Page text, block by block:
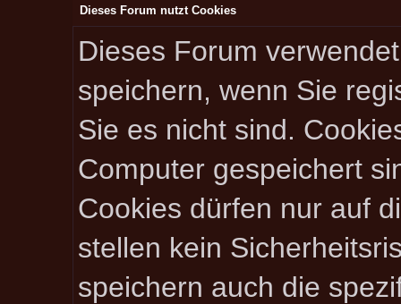
Dieses Forum nutzt Cookies
Dieses Forum
speichern, wenn Sie
Sie es nicht sind.
Computer gespeichert
Cookies dürfen nur auf
stellen kein
speichern auch die